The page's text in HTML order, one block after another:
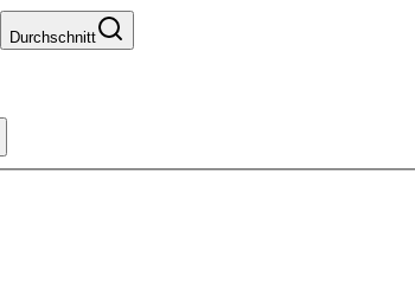
Durchschnitt